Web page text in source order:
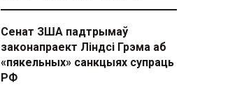
Сенат ЗША падтрымаў
законапраект Ліндсі Грэма аб
«пякельных» санкцыях супраць
РФ